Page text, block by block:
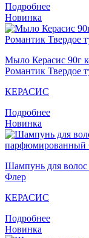
Подробнее
Новинка
Мыло Кераcис 90г
Романтик Твердое
КЕРАСИС
Подробнее
Новинка
Шампунь для
Флер
КЕРАСИС
Подробнее
Новинка